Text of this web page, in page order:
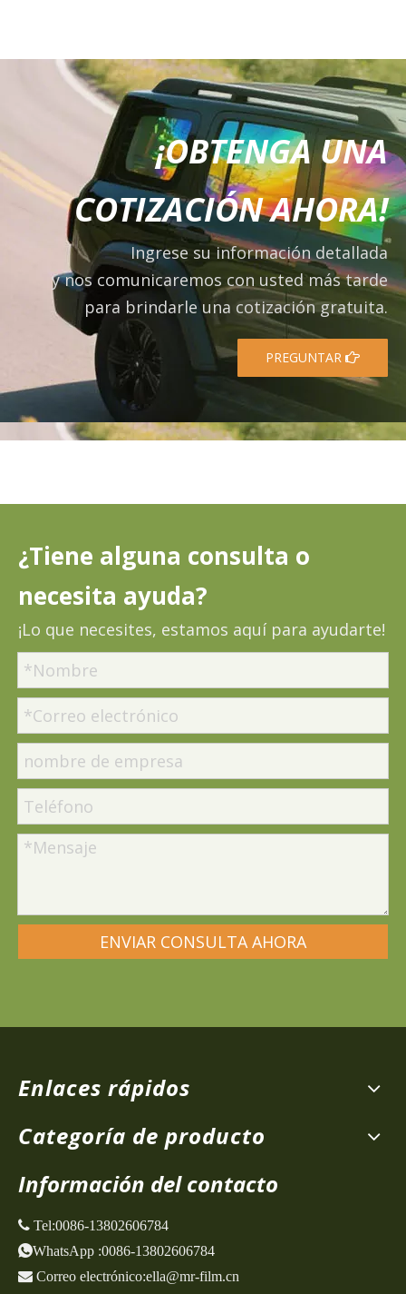
¡OBTENGA UNA
COTIZACIÓN AHORA!
Ingrese su información detallada
y nos comunicaremos con usted más tarde
para brindarle una cotización gratuita.
PREGUNTAR
¿Tiene alguna consulta o
necesita ayuda?
¡Lo que necesites, estamos aquí para ayudarte!
ENVIAR CONSULTA AHORA
Enlaces rápidos
Categoría de producto
Información del contacto
 Tel:0086-13802606784
WhatsApp :0086-13802606784
 Correo electrónico:ella@mr-film.cn